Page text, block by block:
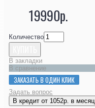
19990р.
Количество
В закладки
В сравнение
ЗАКАЗАТЬ В ОДИН КЛИК
Задать вопрос
В кредит от 1052р. в месяц